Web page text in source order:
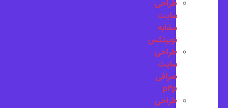
طراحی
سایت
مشابه
نوبیتکس
طراحی
سایت
صرافی
p2p
طراحی